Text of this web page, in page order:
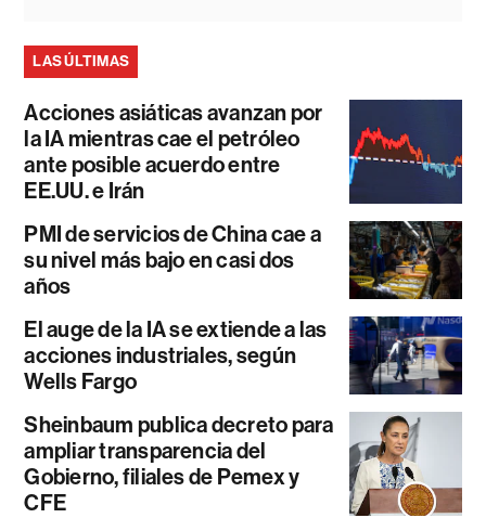
LAS ÚLTIMAS
Acciones asiáticas avanzan por
la IA mientras cae el petróleo
ante posible acuerdo entre
EE.UU. e Irán
PMI de servicios de China cae a
su nivel más bajo en casi dos
años
El auge de la IA se extiende a las
acciones industriales, según
Wells Fargo
Sheinbaum publica decreto para
ampliar transparencia del
Gobierno, filiales de Pemex y
CFE